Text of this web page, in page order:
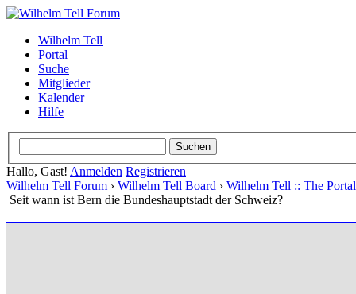
Wilhelm Tell
Portal
Suche
Mitglieder
Kalender
Hilfe
Hallo, Gast! Anmelden Registrieren
Wilhelm Tell Forum › Wilhelm Tell Board › Wilhelm Tell :: The
Seit wann ist Bern die Bundeshauptstadt der Schweiz?